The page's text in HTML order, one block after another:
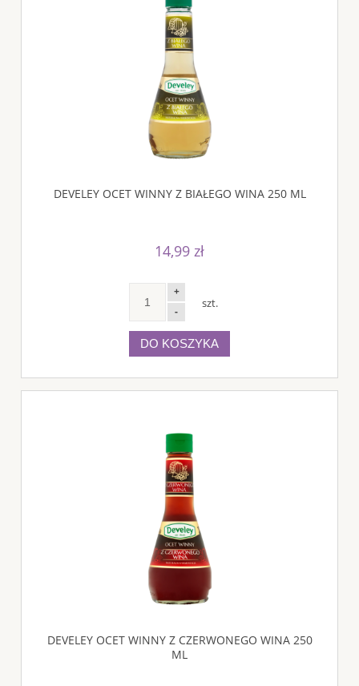
DEVELEY OCET WINNY Z BIAŁEGO WINA 250 ML
14,99 zł
+
-
szt.
DO KOSZYKA
DEVELEY OCET WINNY Z CZERWONEGO WINA 250
ML